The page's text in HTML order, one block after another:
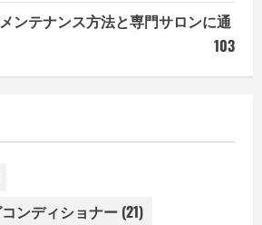
ンテナンス方法と専門サロンに通
103
ンディショナー (21)